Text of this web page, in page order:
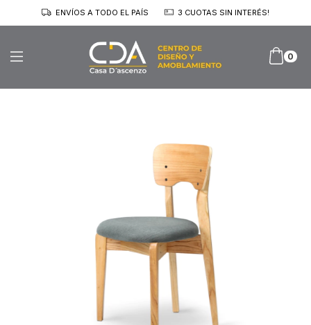
ENVÍOS A TODO EL PAÍS 3 CUOTAS SIN INTERÉS!
0